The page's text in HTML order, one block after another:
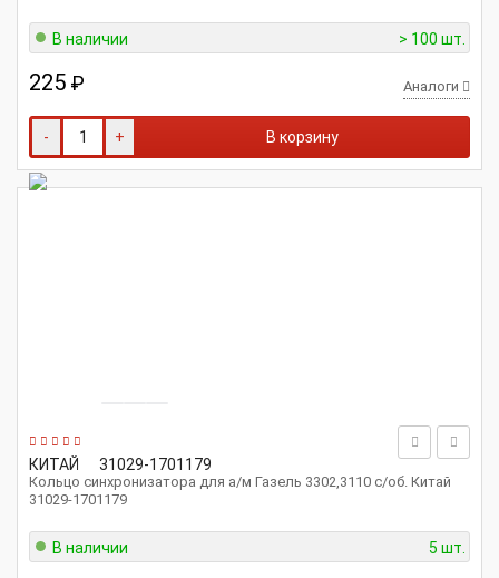
В наличии > 100 шт.
225 ₽ Аналоги
- + В корзину
КИТАЙ 31029-1701179
Кольцо синхронизатора для а/м Газель 3302,3110 с/об. Китай
31029-1701179
В наличии 5 шт.